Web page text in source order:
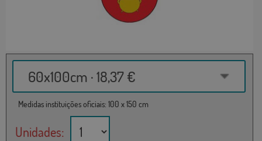
60x100cm · 18,37 €
Medidas instituições oficiais: 100 x 150 cm
Unidades: